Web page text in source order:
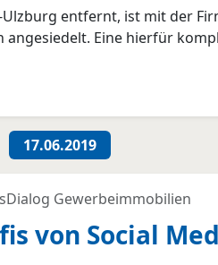
entfernt, ist mit der
Eine hierfür
17.06.2019
Gewerbeimmobilien
von Social